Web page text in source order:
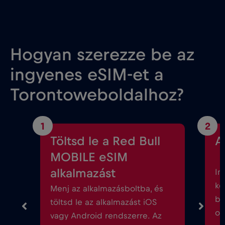
Hogyan szerezze be az
ingyenes eSIM-et a
Torontoweboldalhoz?
1
Töltsd le a Red Bull
MOBILE eSIM
alkalmazást
Menj az alkalmazásboltba, és
töltsd le az alkalmazást iOS
vagy Android rendszerre. Az
2